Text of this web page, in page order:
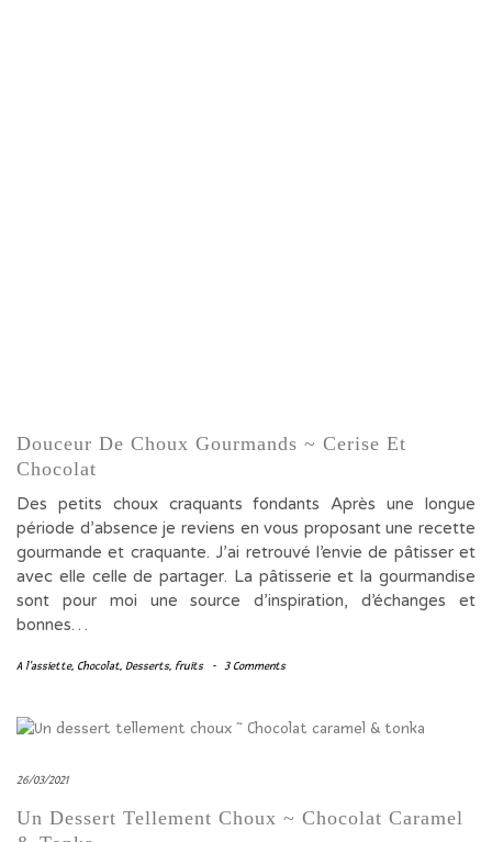
Douceur De Choux Gourmands ~ Cerise Et
Chocolat
Des petits choux craquants fondants Après une longue
période d’absence je reviens en vous proposant une recette
gourmande et craquante. J’ai retrouvé l’envie de pâtisser et
avec elle celle de partager. La pâtisserie et la gourmandise
sont pour moi une source d’inspiration, d’échanges et
bonnes…
A l'assiette, Chocolat, Desserts, fruits - 3 Comments
26/03/2021
Un Dessert Tellement Choux ~ Chocolat Caramel